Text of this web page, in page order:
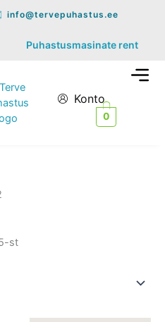
info@tervepuhastus.ee
Puhastusmasinate rent
Konto
0
st
järgi